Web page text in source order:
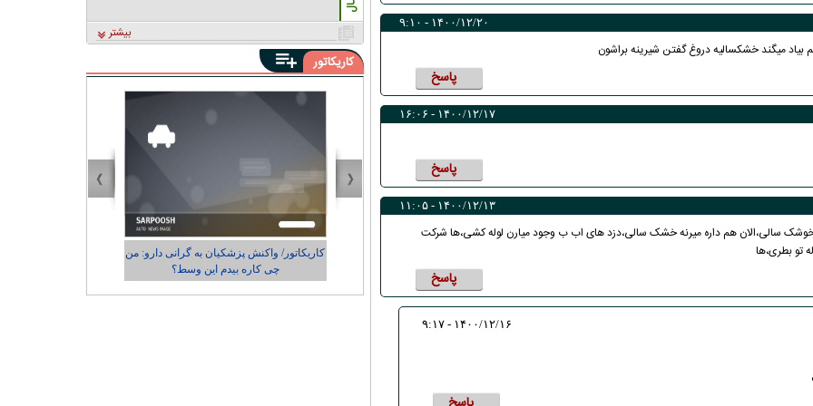
۱۴۰۰/۱۲/۲۰ - ۹:۱۰
بیاد میگند خشکسالیه دروغ گفتن شیرینه براشون
پاسخ
۱۴۰۰/۱۲/۱۷ - ۱۶:۰۶
پاسخ
۱۴۰۰/۱۲/۱۳ - ۱۱:۰۵
سالی،الان هم داره میرنه خشک سالی،دزد های اب ب وجود میارن لوله کشی،ها شرکت
تو بطری،ها
پاسخ
۱۴۰۰/۱۲/۱۶ - ۹:۱۷
بیشتر
کاریکاتور
کاریکاتور/ همنشینی شهرام دبیری و
چی کاره بیدم این وسط؟
کاریکاتور/ رضایت زاکانی از عملکردش در
شهرداری تهران